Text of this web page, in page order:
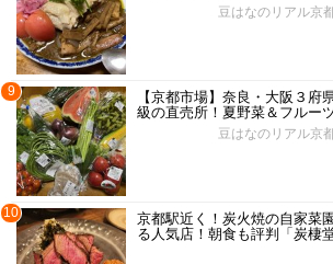
豆はなのリアル京
9
【京都市場】奈良・大阪３府
級の直売所！夏野菜＆フルー
豆はなのリアル京
10
京都駅近く！炭火焼の自家菜
る人気店！朝食も評判「炭棲堂